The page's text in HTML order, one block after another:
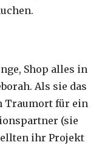
Shop alles in
Als sie das
Traumort für ein
(sie
ihr Projekt